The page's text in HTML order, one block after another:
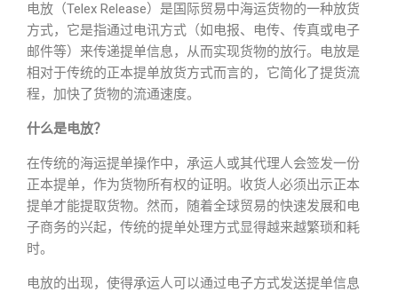
电放（Telex Release）是国际贸易中海运货物的一种放货
方式，它是指通过电讯方式（如电报、电传、传真或电子
邮件等）来传递提单信息，从而实现货物的放行。电放是
相对于传统的正本提单放货方式而言的，它简化了提货流
程，加快了货物的流通速度。
什么是电放？
在传统的海运提单操作中，承运人或其代理人会签发一份
正本提单，作为货物所有权的证明。收货人必须出示正本
提单才能提取货物。然而，随着全球贸易的快速发展和电
子商务的兴起，传统的提单处理方式显得越来越繁琐和耗
时。
电放的出现，使得承运人可以通过电子方式发送提单信息